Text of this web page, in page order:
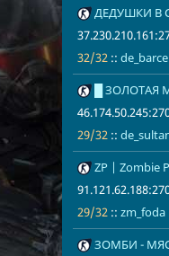
37 ДЕДУШКИ В
32/32 ::
38
█ ЗОЛОТАЯ
29/32 ::
39 ZP | Zombie
29/32 :: zm_foda
40 ЗОМБИ -